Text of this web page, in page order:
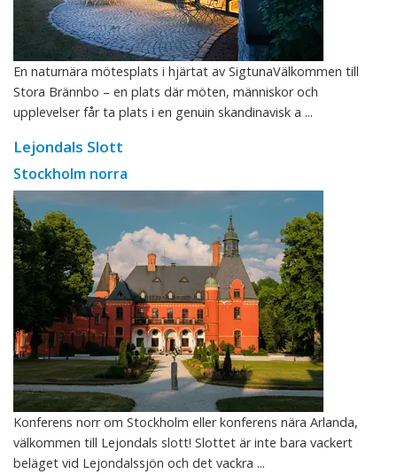
En naturnära mötesplats i hjärtat av SigtunaVälkommen till
Stora Brännbo – en plats där möten, människor och
upplevelser får ta plats i en genuin skandinavisk a ...
Lejondals Slott
Stockholm norra
Konferens norr om Stockholm eller konferens nära Arlanda,
välkommen till Lejondals slott! Slottet är inte bara vackert
beläget vid Lejondalssjön och det vackra ...